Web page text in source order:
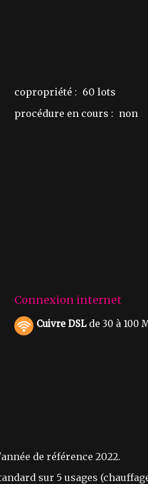
copropriété : 60 lots
procédure en cours : non
Connexion internet
Cuivre DSL de 30 à 100
de référence 2022.
sur 5 usages